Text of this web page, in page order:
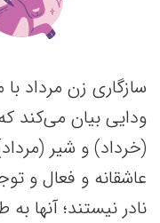
سازگاری زن مرداد
ودایی بیان می‌کند
(خرداد) و شیر
عاشقانه و فعال و
نادر نیستند؛ آنها